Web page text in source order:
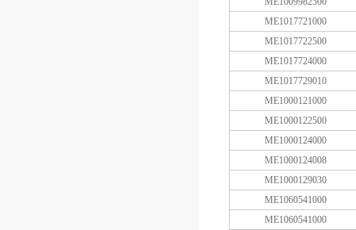
ME1017721000
ME1017722500
ME1017724000
ME1017729010
ME1000121000
ME1000122500
ME1000124000
ME1000124008
ME1000129030
ME1060541000
ME1060541000